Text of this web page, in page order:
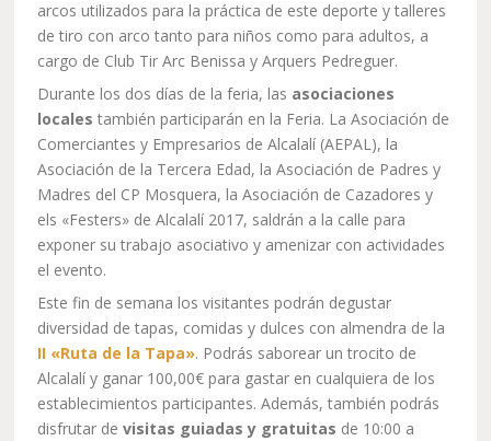
arcos utilizados para la práctica de este deporte y talleres
de tiro con arco tanto para niños como para adultos, a
cargo de Club Tir Arc Benissa y Arquers Pedreguer.
Durante los dos días de la feria, las asociaciones
locales también participarán en la Feria. La Asociación de
Comerciantes y Empresarios de Alcalalí (AEPAL), la
Asociación de la Tercera Edad, la Asociación de Padres y
Madres del CP Mosquera, la Asociación de Cazadores y
els «Festers» de Alcalalí 2017, saldrán a la calle para
exponer su trabajo asociativo y amenizar con actividades
el evento.
Este fin de semana los visitantes podrán degustar
diversidad de tapas, comidas y dulces con almendra de la
II «Ruta de la Tapa». Podrás saborear un trocito de
Alcalalí y ganar 100,00€ para gastar en cualquiera de los
establecimientos participantes. Además, también podrás
disfrutar devisitas guiadas y gratuitas de 10:00 a